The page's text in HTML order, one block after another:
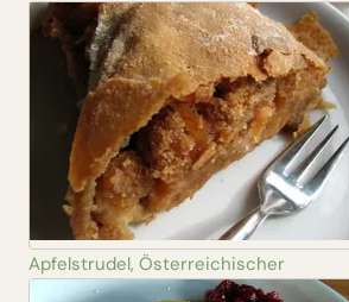
Apfelstrudel, Österreichischer